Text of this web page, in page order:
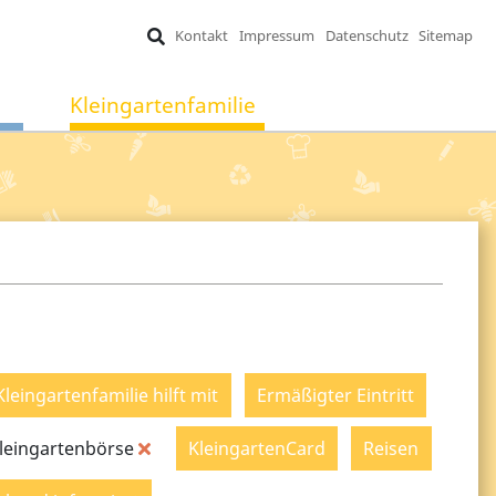
Kleingartenfamilie
Kontakt Impressum Datenschutz Sitemap
hilft mit Ermäßigter Eintritt
KleingartenCard Reisen